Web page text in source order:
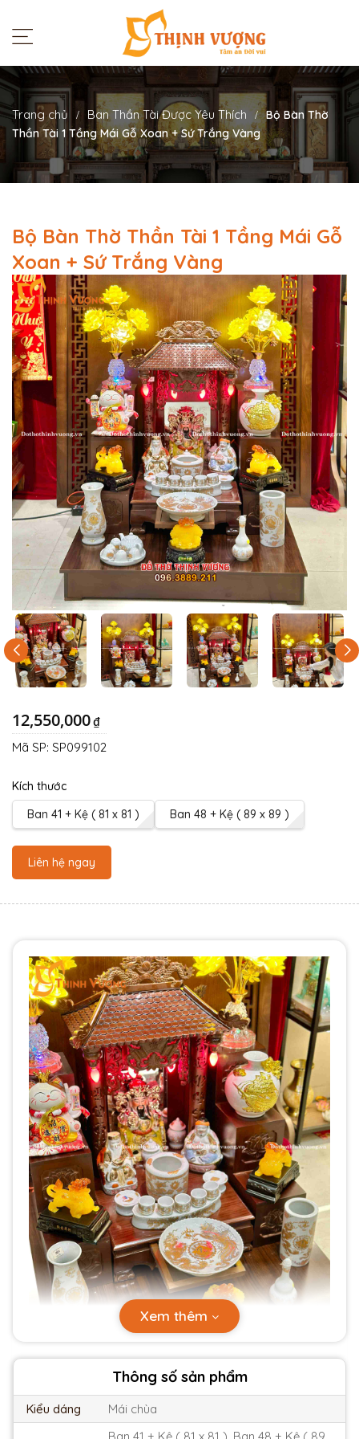
Trang chủ Ban Thần Tài Được Yêu Thích
Bộ Bàn Thờ
Thần Tài 1 Tầng Mái Gỗ Xoan + Sứ Trắng Vàng
Bộ Bàn Thờ Thần Tài 1 Tầng Mái Gỗ
Xoan + Sứ Trắng Vàng
12,550,000₫
Kích thước
Ban 41 + Kệ ( 81 x 81 )
Ban 48 + Kệ ( 89 x 89 )
Liên hệ ngay
Mã SP: SP099102
Thông số sản phẩm
Kiểu dáng Mái chùa
Xem thêm